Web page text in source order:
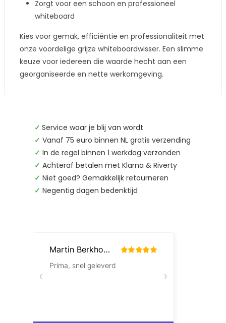
Zorgt voor een schoon en professioneel
whiteboard
Kies voor gemak, efficiëntie en professionaliteit met
onze voordelige grijze whiteboardwisser. Een slimme
keuze voor iedereen die waarde hecht aan een
georganiseerde en nette werkomgeving.
✓ Service waar je blij van wordt
✓ Vanaf 75 euro binnen NL gratis verzending
✓ In de regel binnen 1 werkdag verzonden
✓ Achteraf betalen met Klarna & Riverty
✓ Niet goed? Gemakkelijk retourneren
✓ Negentig dagen bedenktijd